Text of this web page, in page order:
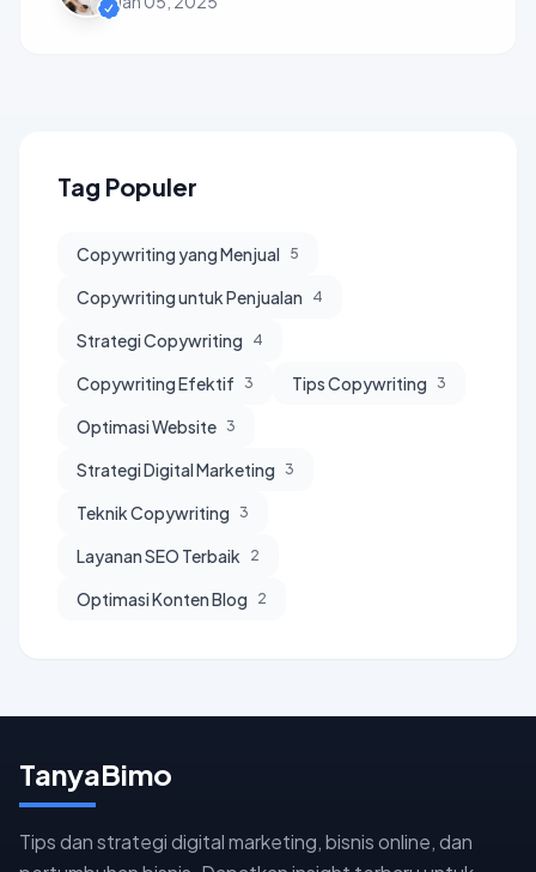
Tag Populer
Copywriting yang Menjual 5
Copywriting untuk Penjualan 4
Strategi Copywriting 4
Copywriting Efektif 3 Tips Copywriting 3
Optimasi Website 3
Strategi Digital Marketing 3
Teknik Copywriting 3
Layanan SEO Terbaik 2
Optimasi Konten Blog 2
TanyaBimo
Tips dan strategi digital marketing, bisnis online, dan